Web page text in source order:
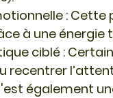
: Cette
à une énergie
ciblé :
recentrer
également